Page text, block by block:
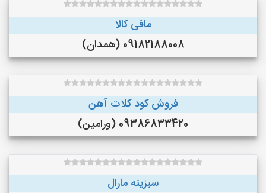
مافی کالا
09182188008 (همدان)
فروش کود کلات آهن
09386833420 (ورامین)
سبزینه مارال